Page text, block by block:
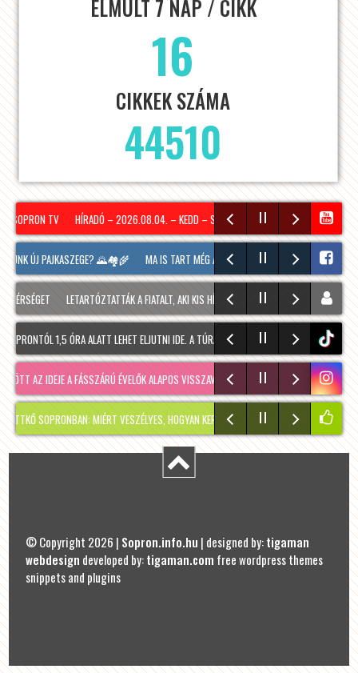
ELMÚLT 7 NAP / CIKK
16
CIKKEK SZÁMA
44510
TV HÍRADÓ – 2026.08.04. – KEDD – SOPRON TV TOVÁBBRA IS
ÚJ PAJKASZEGE? 🌄🏘️🌾 MA IS TART MÉG A SOPRONI BORÜNNEP, 20 ÓRAKOR
LETARTÓZTATTÁK A FIATALT, AKI KIS HÍJÁN MEGÖLT EGY 28 ÉVES FÉRFIT
1,5 ÓRA ALATT LEHET ELJUTNI IDE. A TÚRA A PREINER GSCHEID PARKOLÓBÓL
tiktok
AZ IDEJE A FÁSSZÁRÚ ÉVELŐK ALAPOS VISSZAVÁ… RÉGMÚLT KIRAKATA, AMÉLIE MÓDRA
SOPRONBAN: MIÉRT VESZÉLYES, HOGYAN KERÜLHETETT IDE, ÉS MIKOR SZABADUL FEL?
© Copyright 2026 | Sopron.info.hu | designed by:tigaman
webdesign developed by:tigaman.com free wordpress themes
snippets and plugins